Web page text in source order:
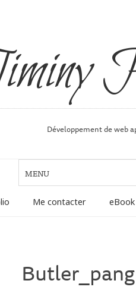
Développement de web
Me contacter